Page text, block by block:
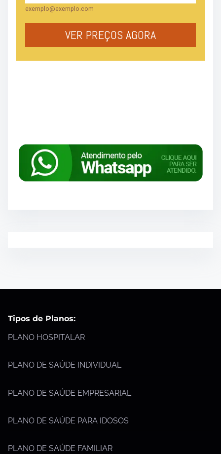
Tipos de Planos:
PLANO HOSPITALAR
PLANO DE SAÚDE INDIVIDUAL
PLANO DE SAÚDE EMPRESARIAL
PLANO DE SAÚDE PARA IDOSOS
PLANO DE SAÚDE FAMILIAR